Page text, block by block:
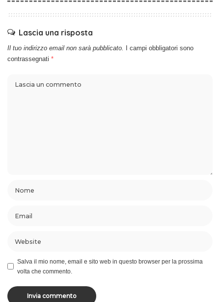
Lascia una risposta
Il tuo indirizzo email non sarà pubblicato.
I campi obbligatori sono
contrassegnati *
Salva il mio nome, email e sito web in questo browser per la prossima
volta che commento.